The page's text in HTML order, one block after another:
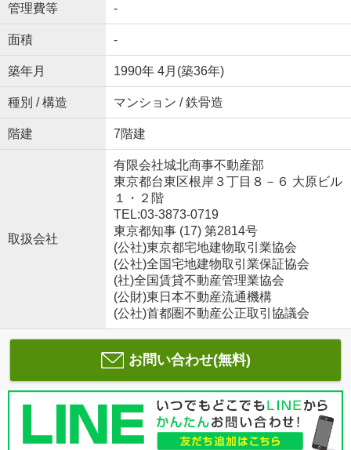
管理費等 -
面積 -
築年月 1990年 4月(築36年)
種別 / 構造 マンション / 鉄骨造
階建 7階建
取扱会社
有限会社城北商事不動産部
東京都台東区根岸３丁目８－６ 大原ビル
１・２階
TEL:03-3873-0719
東京都知事 (17) 第2814号
(公社)東京都宅地建物取引業協会
(公社)全国宅地建物取引業保証協会
(社)全国賃貸不動産管理業協会
(公財)東日本不動産流通機構
(公社)首都圏不動産公正取引協議会
お問い合わせ(無料)